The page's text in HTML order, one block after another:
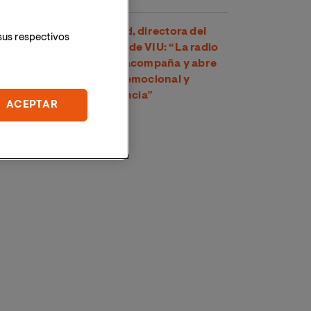
Dra. Amparo Suay Madrid, directora del
Grado en Comunicación de VIU: “La radio
es una voz cercana que acompaña y abre
un espacio de conexión emocional y
psicológica con la audiencia”
respectivos
ACEPTAR